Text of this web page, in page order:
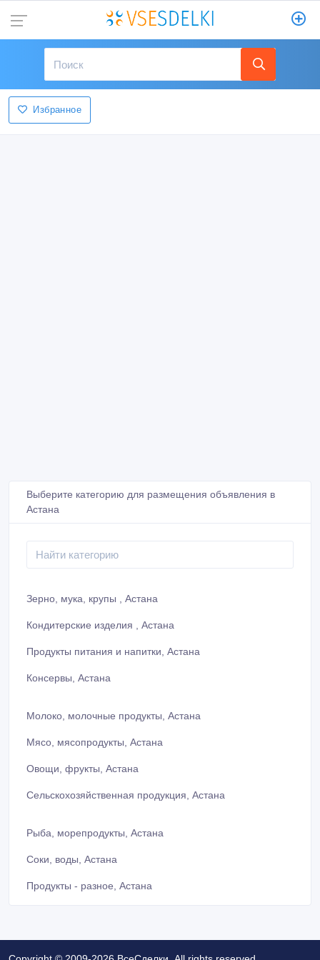
Избранное
Выберите категорию для размещения объявления в
Астана
Зерно, мука, крупы , Астана
Кондитерские изделия , Астана
Продукты питания и напитки, Астана
Консервы, Астана
Молоко, молочные продукты, Астана
Мясо, мясопродукты, Астана
Овощи, фрукты, Астана
Сельскохозяйственная продукция, Астана
Рыба, морепродукты, Астана
Соки, воды, Астана
Продукты - разное, Астана